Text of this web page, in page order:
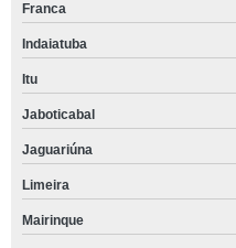
Franca
Indaiatuba
Itu
Jaboticabal
Jaguariúna
Limeira
Mairinque